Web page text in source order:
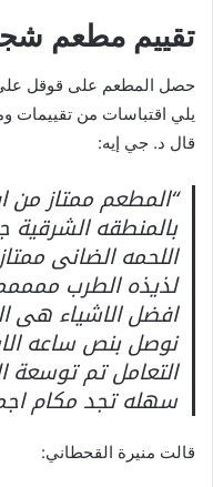
تقييم مطعم
حصل المطعم على قوقل على
يلي اقتباسات من تقييمات
قال د. جي إيه:
“المطعم ممتاز من
بالمنطقه الشرقية
اللحمه الضانى
لذيذه الطرب
افضل الاشياء هى
نوصل بنص ساعه
التعامل تم توسعة
سهله تجد مكام
قالت منيرة القحطاني: